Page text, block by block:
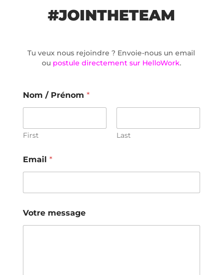
#JOINTHETEAM
Tu veux nous rejoindre ? Envoie-nous un email
ou postule directement sur HelloWork.
Nom / Prénom *
First Last
Email *
Votre message